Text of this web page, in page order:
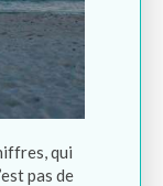
qui
pas de